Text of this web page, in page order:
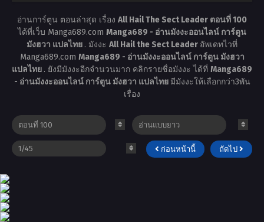
อ่านการ์ตูน ตอนล่าสุด เรื่อง All Hail The Sect Leader ตอนที่ 100
ได้ที่เว็บ Manga689.com Manga689 - อ่านมังงะออนไลน์ การ์ตูน
มังฮวา แปลไทย . มังงะ All Hail the Sect Leader อัพเดทไวที่
Manga689.com Manga689 - อ่านมังงะออนไลน์ การ์ตูน มังฮวา
แปลไทย . ยังมีมังงะอีกจำนวนมาก คลิกรายชื่อมังงะ ได้ที่ Manga689
- อ่านมังงะออนไลน์ การ์ตูน มังฮวา แปลไทย มีมังงะให้เลือกกว่า3พัน
เรื่อง
ก่อนหน้านี้ ถัดไป